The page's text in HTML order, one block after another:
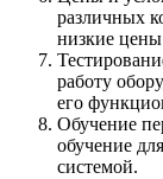
различных
низкие цены
работу
его
Обучение
обучение
системой.